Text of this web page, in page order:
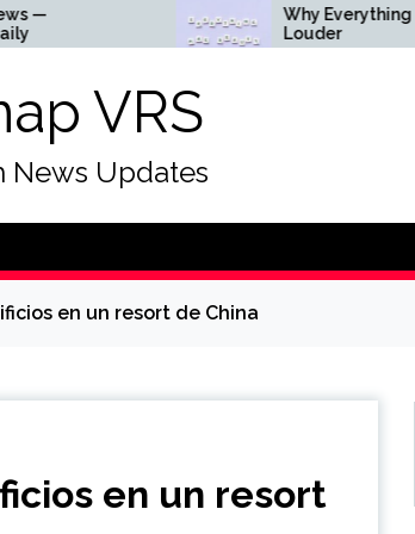
Why Everything Is Getting
Louder
VRS
News Updates
en un resort de China
en un resort